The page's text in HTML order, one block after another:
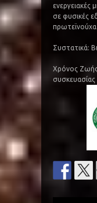
σε φυσικές
πρωτεϊνούχα
Συστατικά:
Χρόνος
συσκευασίας